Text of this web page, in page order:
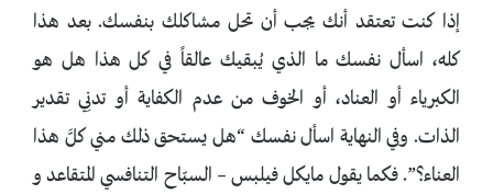
إذا كنت تعتقد أنك يجب أن تحل مشاكلك بنفسك. بعد هذا
كله، اسأل نفسك ما الذي يُبقيك عالقاً في كل هذا هل هو
الكبرياء أو العناد، أو الخوف من عدم الكفاية أو تدنِي تقدير
الذات. وفي النهاية اسأل نفسك “هل يستحق ذلك مني كلَّ هذا
العناء؟”. فكما يقول مايكل فيلبس – السبّاح التنافسي المتقاعد و